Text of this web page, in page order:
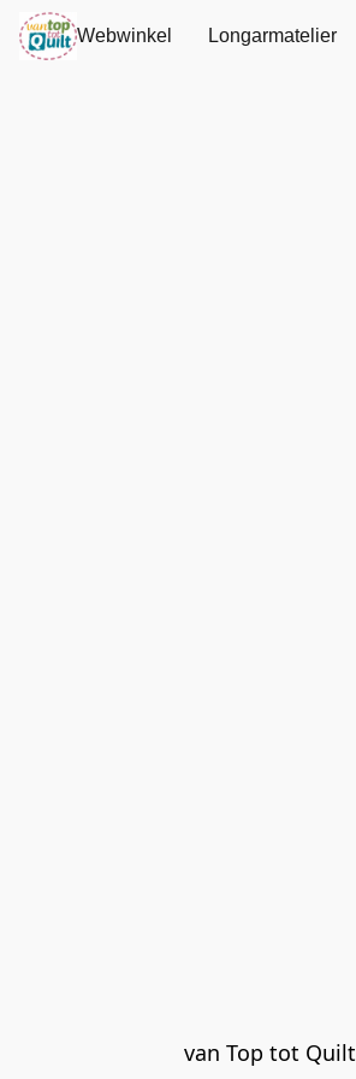
Webwinkel Longarmatelier
van Top tot Quilt